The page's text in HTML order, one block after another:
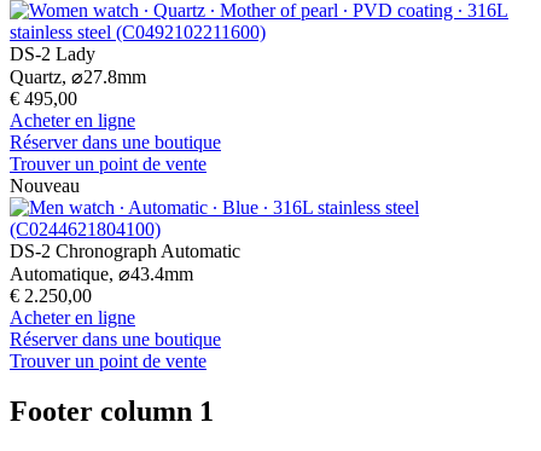
DS-2 Lady
Quartz, ⌀27.8mm
€ 495,00
Acheter en ligne
Réserver dans une boutique
Trouver un point de vente
Nouveau
DS-2 Chronograph Automatic
Automatique, ⌀43.4mm
€ 2.250,00
Acheter en ligne
Réserver dans une boutique
Trouver un point de vente
Footer column 1